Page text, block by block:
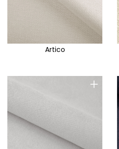
Artico
+